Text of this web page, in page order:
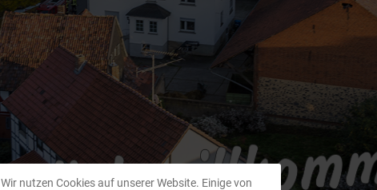
Wir nutzen Cookies auf unserer Website. Einige von